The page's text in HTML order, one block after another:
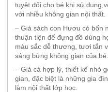
tuyệt đối cho bé khi sử
với nhiều không gian nội thất.
– Giá sách con Hươu có bốn
thuận tiện để đựng đồ dùng
màu sắc dễ thương, tươi tắn
sáng bừng không gian của bé.
– Giá cả hợp lý, thiết kế nhỏ
gian, đặc biệt là những gia
làm nội thất lớp học.